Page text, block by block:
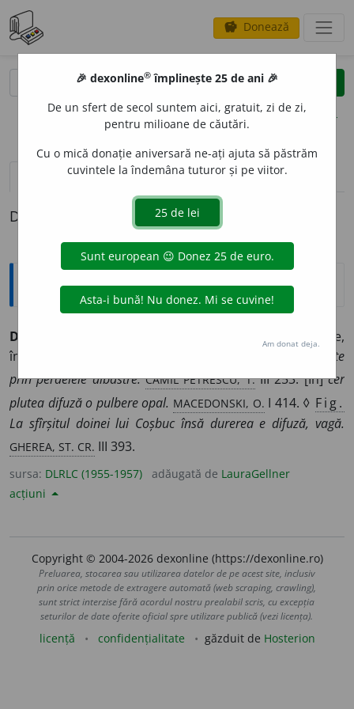
savings Donează
clear
opțiuni
definiții (1) pronunțievolume_up (3)
Definiția cu ID-ul 907706:
Explicative DEX
DIF
Răspîndit în toate părțile,
împrăștiat, risipit.
O lumină difuză ca de amurg străbate
prin perdelele albastre. CAMIL PETRESCU, T.III 253. [În]cer
plutea difuză o pulbere opal. MACEDONSKI, O. I 414. ◊ Fig.
La sfîrșitul doinei lui Coșbuc însă durerea e difuză, vagă.
GHEREA, ST. CR. III 393.
sursa: DLRLC (1955-1957) adăugată de LauraGellner
acțiuni
Copyright © 2004-2026 dexonline (https://dexonline.ro)
Preluarea, stocarea sau utilizarea datelor de pe acest site, inclusiv
prin orice metode de extragere automată (web scraping, crawling),
sunt strict interzise fără acordul nostru prealabil scris, cu excepția
seturilor de date oferite oficial spre utilizare publică (vezi licența).
licență confidențialitate găzduit de Hosterion
🎉 dexonline® împlinește 25 de ani 🎉
De un sfert de secol suntem aici, gratuit, zi de zi,
pentru milioane de căutări.
Cu o mică donație aniversară ne-ați ajuta să păstrăm
cuvintele la îndemâna tuturor și pe viitor.
Am donat deja.